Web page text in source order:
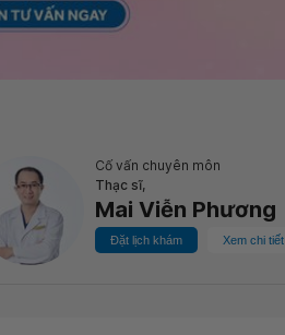
Cố vấn chuyên môn
Thạc sĩ,
Mai Viễn Phương
Đặt lịch khám Xem chi tiết